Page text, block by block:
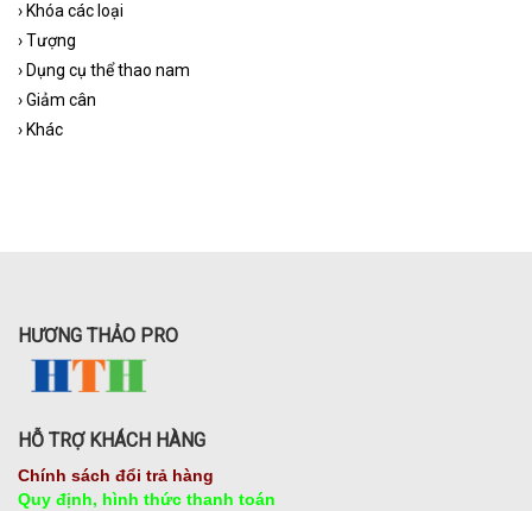
› Khóa các loại
›Tượng
› Dụng cụ thể thao nam
›Giảm cân
› Khác
HƯƠNG THẢO PRO
HỖ TRỢ KHÁCH HÀNG
Chính sách đổi trả hàng
Quy định, hình thức thanh toán